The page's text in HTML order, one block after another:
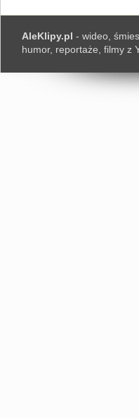
AleKlipy.pl - wideo,
humor, reportaże, filmy z